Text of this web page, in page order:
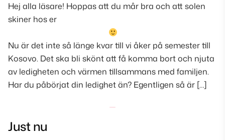
Hej alla läsare! Hoppas att du mår bra och att solen
skiner hos er
Nu är det inte så länge kvar till vi åker på semester till
Kosovo. Det ska bli skönt att få komma bort och njuta
av ledigheten och värmen tillsammans med familjen.
Har du påbörjat din ledighet än? Egentligen så är […]
Just nu